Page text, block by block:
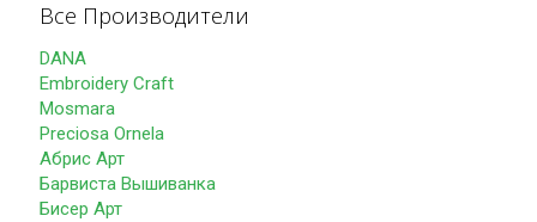
Все Производители
DANA
Embroidery Craft
Mosmara
Preciosa Ornela
Абрис Арт
Барвиста Вышиванка
Бисер Арт